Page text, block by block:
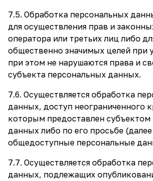
7.5. Обработка персональных
для осуществления прав и
оператора или третьих лиц либо
общественно значимых целей при
при этом не нарушаются права и
субъекта персональных данных.
7.6. Осуществляется обработка
данных, доступ неограниченного
которым предоставлен
данных либо по его просьбе
общедоступные персональные
7.7. Осуществляется обработка
данных, подлежащих